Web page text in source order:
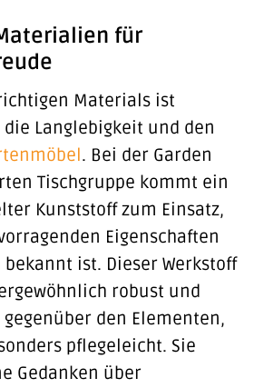
für
Materials ist
Langlebigkeit und den
. Bei der Garden
Tischgruppe kommt ein
Kunststoff zum Einsatz,
Eigenschaften
ist. Dieser Werkstoff
robust und
den Elementen,
pflegeleicht. Sie
Gedanken über